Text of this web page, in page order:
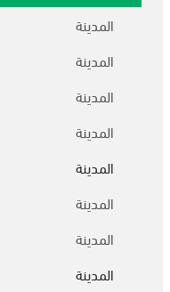
المدينة
المدينة
المدينة
المدينة
المدينة
المدينة
المدينة
المدينة